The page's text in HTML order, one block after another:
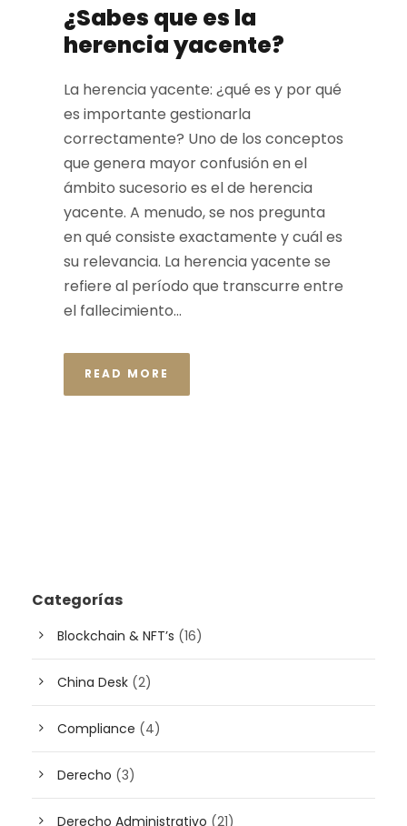
¿Sabes que es la
herencia yacente?
La herencia yacente: ¿qué es y por qué
es importante gestionarla
correctamente? Uno de los conceptos
que genera mayor confusión en el
ámbito sucesorio es el de herencia
yacente. A menudo, se nos pregunta
en qué consiste exactamente y cuál es
su relevancia. La herencia yacente se
refiere al período que transcurre entre
el fallecimiento...
READ MORE
Categorías
Blockchain & NFT’s (16)
China Desk (2)
Compliance (4)
Derecho (3)
Derecho Administrativo (21)